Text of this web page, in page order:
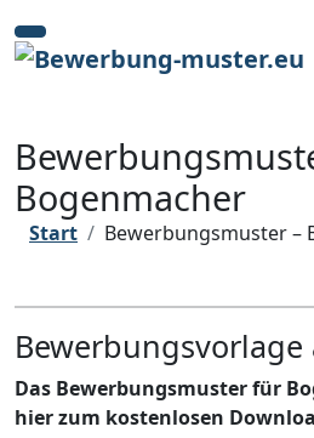
Inhalt
springen
Bogenmacher
Start Bewerbungsmuster –
Bewerbungsvorlage
Das Bewerbungsmuster für
hier zum kostenlosen